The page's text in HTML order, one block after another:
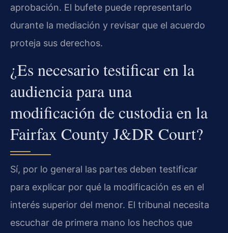
aprobación. El bufete puede representarlo
durante la mediación y revisar que el acuerdo
proteja sus derechos.
¿Es necesario testificar en la
audiencia para una
modificación de custodia en la
Fairfax County J&DR Court?
Sí, por lo general las partes deben testificar
para explicar por qué la modificación es en el
interés superior del menor. El tribunal necesita
escuchar de primera mano los hechos que